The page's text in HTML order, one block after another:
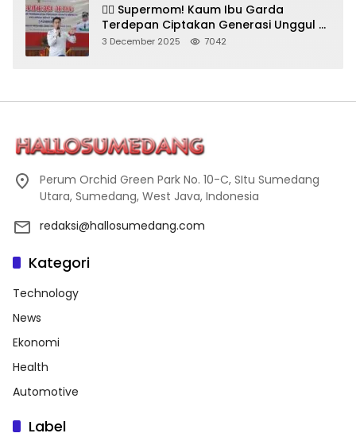
🦸‍♀️ Supermom! Kaum Ibu Garda
Terdepan Ciptakan Generasi Unggul di
Sumedang
3 December 2025 7042
Perum Orchid Green Park No. 10-C, SItu Sumedang
Utara, Sumedang, West Java, Indonesia
redaksi@hallosumedang.com
Kategori
Technology
News
Ekonomi
Health
Automotive
Label